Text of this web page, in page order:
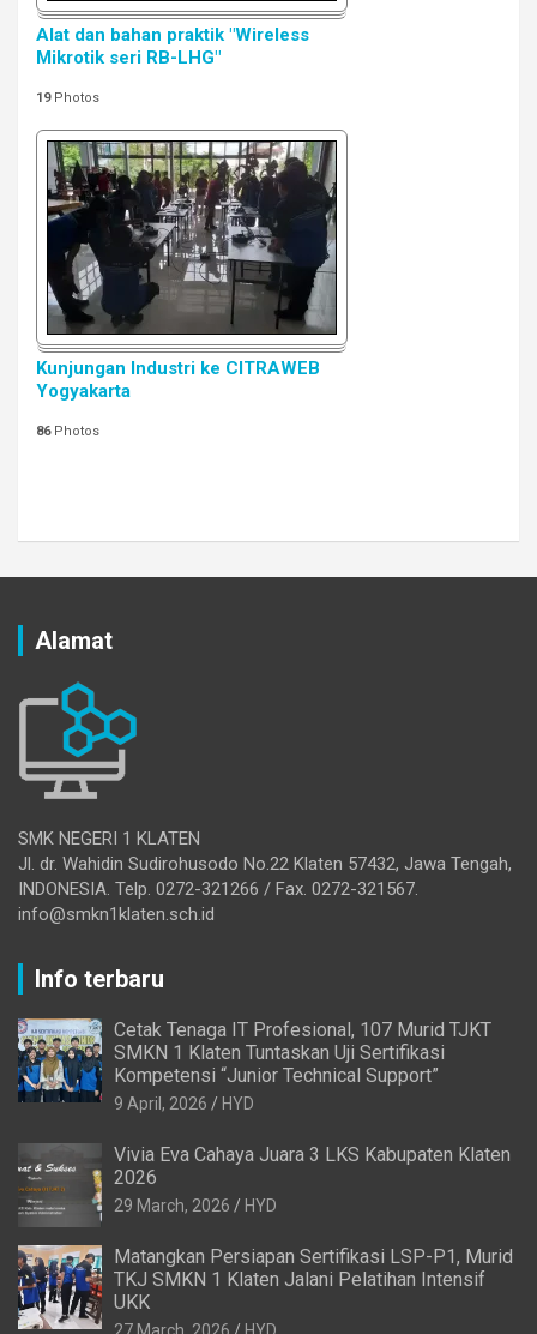
Alat dan bahan praktik "Wireless
Mikrotik seri RB-LHG"
19Photos
Kunjungan Industri ke CITRAWEB
Yogyakarta
86Photos
Alamat
SMK NEGERI 1 KLATEN
Jl. dr. Wahidin Sudirohusodo No.22 Klaten 57432, Jawa Tengah,
INDONESIA. Telp. 0272-321266 / Fax. 0272-321567.
info@smkn1klaten.sch.id
Info terbaru
Cetak Tenaga IT Profesional, 107 Murid TJKT
SMKN 1 Klaten Tuntaskan Uji Sertifikasi
Kompetensi “Junior Technical Support”
9 April, 2026 HYD
Vivia Eva Cahaya Juara 3 LKS Kabupaten Klaten
2026
29 March, 2026 HYD
Matangkan Persiapan Sertifikasi LSP-P1, Murid
TKJ SMKN 1 Klaten Jalani Pelatihan Intensif
UKK